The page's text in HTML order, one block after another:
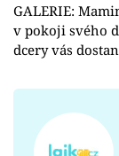
GALERIE:
v pokoji svého
dcery vás